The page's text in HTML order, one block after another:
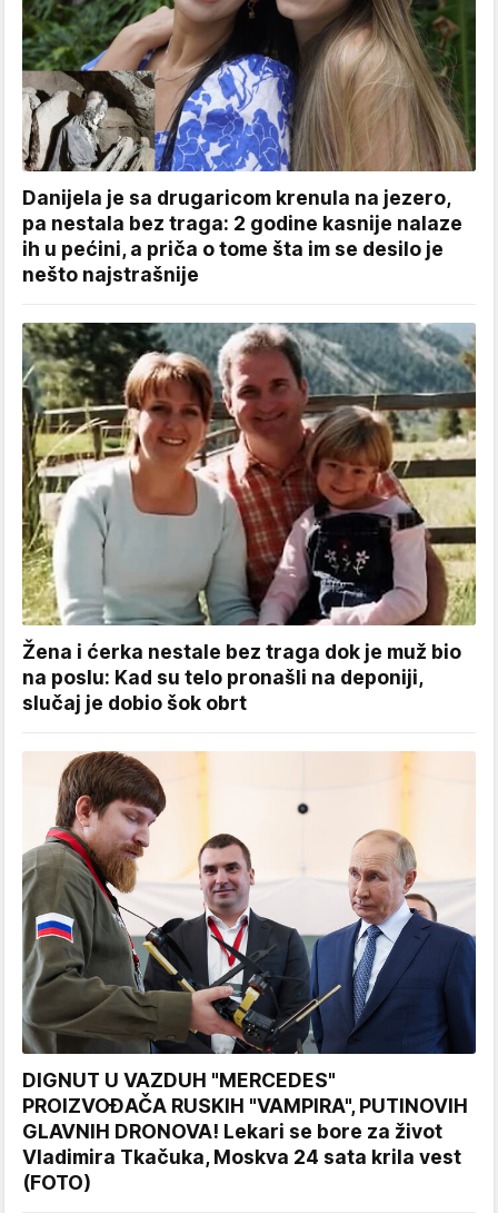
Danijela je sa drugaricom krenula na jezero,
pa nestala bez traga: 2 godine kasnije nalaze
ih u pećini, a priča o tome šta im se desilo je
nešto najstrašnije
Žena i ćerka nestale bez traga dok je muž bio
na poslu: Kad su telo pronašli na deponiji,
slučaj je dobio šok obrt
DIGNUT U VAZDUH "MERCEDES"
PROIZVOĐAČA RUSKIH "VAMPIRA", PUTINOVIH
GLAVNIH DRONOVA! Lekari se bore za život
Vladimira Tkačuka, Moskva 24 sata krila vest
(FOTO)